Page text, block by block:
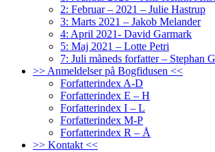
2: Februar – 2021 – Julie Hastrup
3: Marts 2021 – Jakob Melander
4: April 2021- David Garmark
5: Maj 2021 – Lotte Petri
7: Juli måneds forfatter – Stephan
>> Anmeldelser på Bogfidusen <<
Forfatterindex A-D
Forfatterindex E – H
Forfatterindex I – L
Forfatterindex M-P
Forfatterindex R – Å
>> Kontakt <<